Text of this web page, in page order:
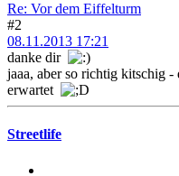
Re: Vor dem Eiffelturm
#2
08.11.2013 17:21
danke dir
jaaa, aber so richtig kitschig
erwartet
Streetlife